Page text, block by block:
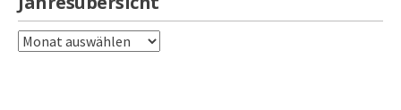
Jahresübersicht